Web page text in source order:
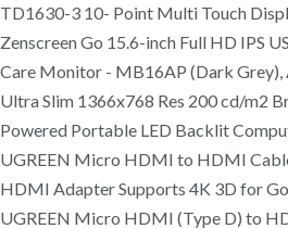
TD1630-3 10- Point Multi Touch
Zenscreen Go 15.6-inch Full HD IPS
Care Monitor - MB16AP (Dark Grey),
Ultra Slim 1366x768 Res 200 cd/m2
Powered Portable LED Backlit
UGREEN Micro HDMI to HDMI
HDMI Adapter Supports 4K 3D for
UGREEN Micro HDMI (Type D) to